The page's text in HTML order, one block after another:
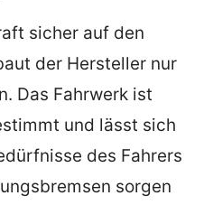
sicher auf den
der Hersteller nur
Das Fahrwerk ist
und lässt sich
des Fahrers
sorgen